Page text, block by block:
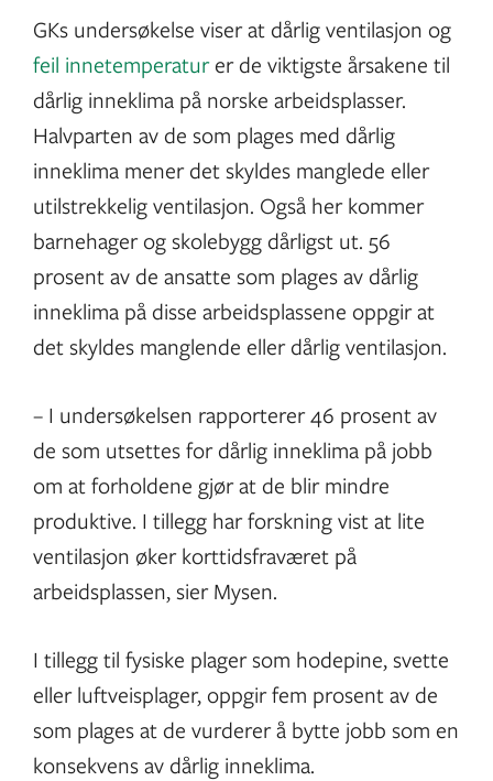
GKs undersøkelse viser at dårlig ventilasjon og
feil innetemperaturer de viktigste årsakene til
dårlig inneklima på norske arbeidsplasser.
Halvparten av de som plages med dårlig
inneklima mener det skyldes manglede eller
utilstrekkelig ventilasjon. Også her kommer
barnehager og skolebygg dårligst ut. 56
prosent av de ansatte som plages av dårlig
inneklima på disse arbeidsplassene oppgir at
det skyldes manglende eller dårlig ventilasjon.
– I undersøkelsen rapporterer 46 prosent av
de som utsettes for dårlig inneklima på jobb
om at forholdene gjør at de blir mindre
produktive. I tillegg har forskning vist at lite
ventilasjon øker korttidsfraværet på
arbeidsplassen, sier Mysen.
I tillegg til fysiske plager som hodepine, svette
eller luftveisplager, oppgir fem prosent av de
som plages at de vurderer å bytte jobb som en
konsekvens av dårlig inneklima.